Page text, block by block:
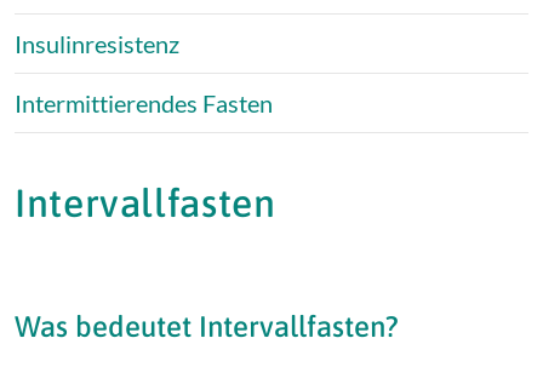
Insulinresistenz
Intermittierendes Fasten
Intervallfasten
Was bedeutet Intervallfasten?